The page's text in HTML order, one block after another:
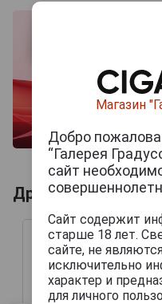
Другие продукты
Магазин
Добро
“Галерея
сайт
Сайт содержит
старше 18 лет.
сайте, не
исключительно
характер и
для личного